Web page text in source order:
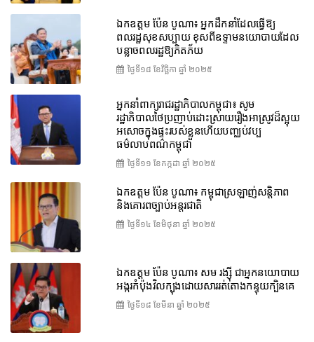
ឯកឧត្តម ប៉ែន បូណា៖ អ្នកដឹកនាំដែលធ្វើឱ្យ
ពលរដ្ឋសុខសប្បាយ ខុសពីឧទ្ទាមនយោបាយដែល
បន្លាចពលរដ្ឋឱ្យភិតភ័យ
ថ្ងៃទី១៨ ខែ​វិច្ឆិកា ឆ្នាំ ២០២៥
អ្នកនាំពាក្យរាជរដ្ឋាភិបាលកម្ពុជា៖ សូម
រដ្ឋាភិបាលថៃប្រញាប់ដោះស្រាយរឿងអាស្រូវដ៏ស្អុយ
អសោចក្នុងផ្ទះរបស់ខ្លួនហើយបញ្ឈប់វប្ប
ធម៌លាបពណ៌កម្ពុជា
ថ្ងៃទី១១ ខែ​កក្កដា ឆ្នាំ ២០២៥
ឯកឧត្តម ប៉ែន បូណា៖ កម្ពុជាស្រឡាញ់សន្តិភាព
និងគោរពច្បាប់អន្តរជាតិ
ថ្ងៃទី១៤ ខែ​មិថុនា ឆ្នាំ ២០២៥
ឯកឧត្តម ប៉ែន បូណា៖ សម រង្ស៊ី ជាអ្នកនយោបាយ
អង្ករកំប៉ុងវិលក្បុងដោយសាររត់តោងកន្ទុយក្បិនគេ
ថ្ងៃទី១៨ ខែ​មីនា ឆ្នាំ ២០២៥